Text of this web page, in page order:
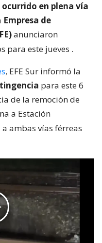
en plena vía
Empresa de
anunciaron
para este jueves .
, EFE Sur informó la
para este 6
de la remoción de
a Estación
ambas vías férreas